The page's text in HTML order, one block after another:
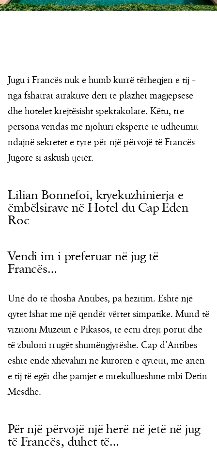
Jugu i Francës nuk e humb kurrë tërheqjen e tij –
nga fshatrat atraktivë deri te plazhet magjepsëse
dhe hotelet krejtësisht spektakolare. Këtu, tre
persona vendas me njohuri eksperte të udhëtimit
ndajnë sekretet e tyre për një përvojë të Francës
Jugore si askush tjetër.
Lilian Bonnefoi, kryekuzhinierja e
ëmbëlsirave në Hotel du Cap-Eden-
Roc
Vendi im i preferuar në jug të
Francës…
Unë do të thosha Antibes, pa hezitim. Është një
qytet fshat me një qendër vërtet simpatike. Mund të
vizitoni Muzeun e Pikasos, të ecni drejt portit dhe
të zbuloni rrugët shumëngjyrëshe. Cap d’Antibes
është ende xhevahiri në kurorën e qytetit, me anën
e tij të egër dhe pamjet e mrekullueshme mbi Detin
Mesdhe.
Për një përvojë një herë në jetë në jug
të Francës, duhet të…